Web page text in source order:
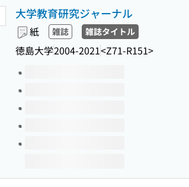
大学教育研究ジャーナル
紙 雑誌 雑誌タイトル
徳島大学2004-2021<Z71-R151>
このタイトルの巻号